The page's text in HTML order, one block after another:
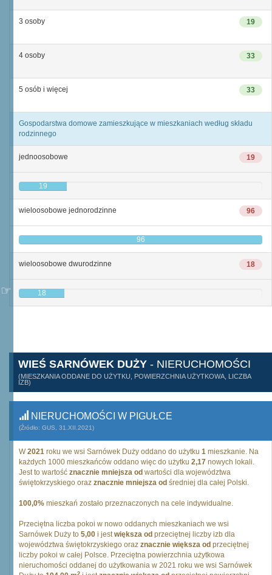
19
3 osoby
33
4 osoby
33
5 osób i więcej
Gospodarstwa domowe zamieszkujące w mieszkaniach według składu
rodzinnego
19
jednoosobowe
19
96
wieloosobowe jednorodzinne
96
18
wieloosobowe dwurodzinne
18
WIEŚ SARNÓWEK DUŻY - NIERUCHOMOŚCI
(MIESZKANIA ODDANE DO UŻYTKU, POWIERZCHNIA UŻYTKOWA, LICZBA
IZB)
NIERUCHOMOŚCI W PIGUŁCE
(Źródło: GUS, 31.XII.2021)
W2021 roku we wsi Sarnówek Duży oddano do użytku 1 mieszkanie. Na
każdych 1000 mieszkańców oddano więc do użytku 2,17 nowych lokali.
Jest to wartość znacznie mniejsza od wartości dla województwa
świętokrzyskiego oraz znacznie mniejsza od średniej dla całej Polski.
100,0% mieszkań zostało przeznaczonych na cele indywidualne.
Przeciętna liczba pokoi w nowo oddanych mieszkaniach we wsi
Sarnówek Duży to 5,00 i jestwiększa od przeciętnej liczby izb dla
województwa świętokrzyskiego oraz znacznie większa od przeciętnej
liczby pokoi w całej Polsce. Przeciętna powierzchnia użytkowa
nieruchomości oddanej do użytkowania w 2021 roku we wsi Sarnówek
2